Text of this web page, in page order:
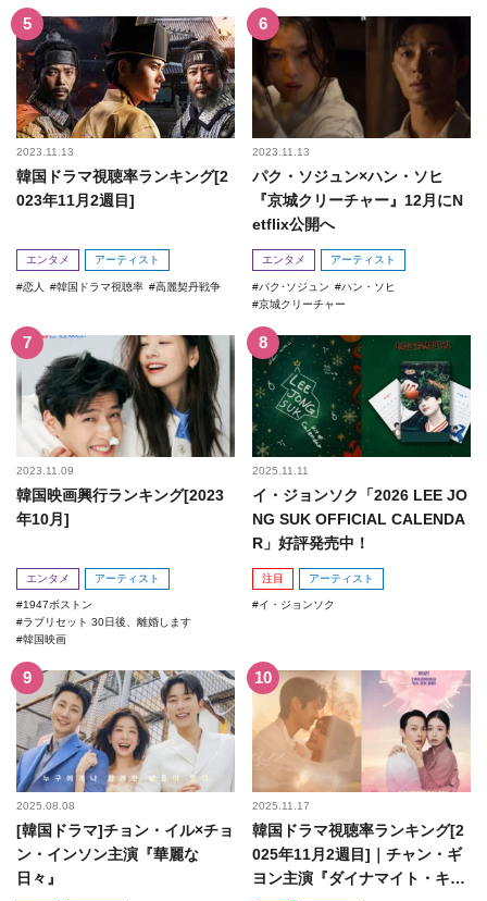
2023.11.13
韓国ドラマ視聴率ランキング[2
023年11月2週目]
エンタメ アーティスト
恋人 韓国ドラマ視聴率 高麗契丹戦争
2023.11.13
パク・ソジュン×ハン・ソヒ
『京城クリーチャー』12月にN
etflix公開へ
エンタメ アーティスト
パク･ソジュン
ハン・ソヒ
京城クリーチャー
2023.11.09
韓国映画興行ランキング[2023
年10月]
エンタメ アーティスト
1947ボストン
ラブリセット 30日後、離婚します
韓国映画
2025.11.11
イ・ジョンソク「2026 LEE JO
NG SUK OFFICIAL CALENDA
R」好評発売中！
注目 アーティスト
イ・ジョンソク
2025.08.08
[韓国ドラマ]チョン・イル×チョ
ン・インソン主演『華麗な
日々』
2025.11.17
韓国ドラマ視聴率ランキング[2
025年11月2週目]｜チャン・ギ
ヨン主演『ダイナマイト・キ